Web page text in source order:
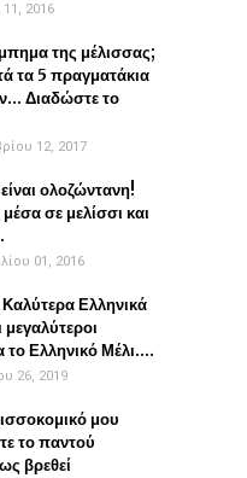
2016
της μέλισσας;
τα 5 πραγματάκια
Διαδώστε το
12, 2017
ολοζώντανη!
σε μελίσσι και
01, 2016
Καλύτερα Ελληνικά
μεγαλύτεροι
το Ελληνικό Μέλι....
26, 2019
μου
το παντού
βρεθεί